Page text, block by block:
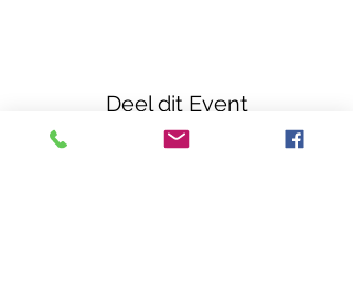
Deel dit Event